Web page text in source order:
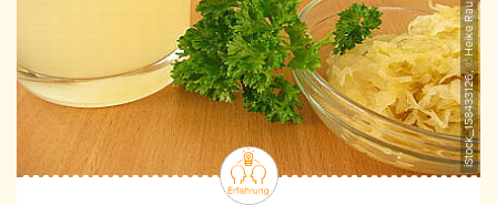
iStock_158433126, ©Heike Rau